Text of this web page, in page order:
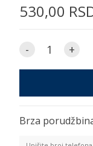
530,00
- +
Brza